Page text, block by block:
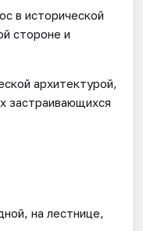
в исторической
стороне и
архитектурой,
застраивающихся
на лестнице,